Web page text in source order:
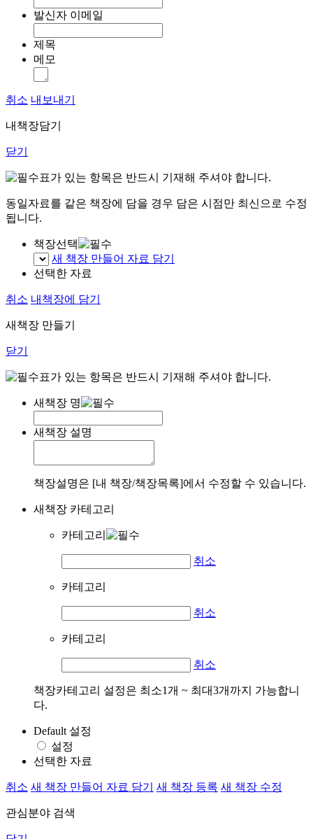
발신자 이메일
제목
메모
취소 내보내기
내책장담기
닫기
표가 있는 항목은 반드시 기재해 주셔야 합니다.
동일자료를 같은 책장에 담을 경우 담은 시점만 최신으로 수정
됩니다.
책장선택
새 책장 만들어 자료 담기
선택한 자료
취소 내책장에 담기
새책장 만들기
닫기
표가 있는 항목은 반드시 기재해 주셔야 합니다.
새책장 명
새책장 설명
책장설명은 [내 책장/책장목록]에서 수정할 수 있습니다.
새책장 카테고리
카테고리
취소
카테고리
취소
카테고리
취소
책장카테고리 설정은 최소1개 ~ 최대3개까지 가능합니
다.
Default 설정
설정
선택한 자료
취소 새 책장 만들어 자료 담기 새 책장 등록 새 책장 수정
관심분야 검색